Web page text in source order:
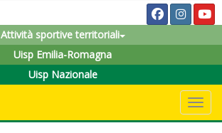
Attività sportive territoriali
Uisp Emilia-Romagna
Uisp Nazionale